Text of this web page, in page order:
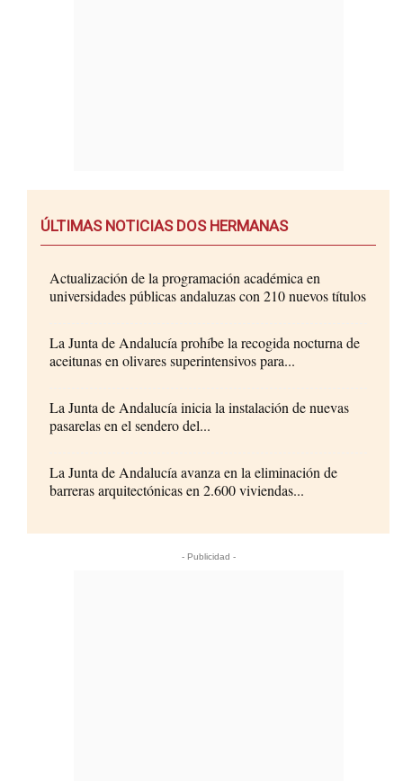
ÚLTIMAS NOTICIAS DOS HERMANAS
Actualización de la programación académica en
universidades públicas andaluzas con 210 nuevos títulos
La Junta de Andalucía prohíbe la recogida nocturna de
aceitunas en olivares superintensivos para...
La Junta de Andalucía inicia la instalación de nuevas
pasarelas en el sendero del...
La Junta de Andalucía avanza en la eliminación de
barreras arquitectónicas en 2.600 viviendas...
- Publicidad -